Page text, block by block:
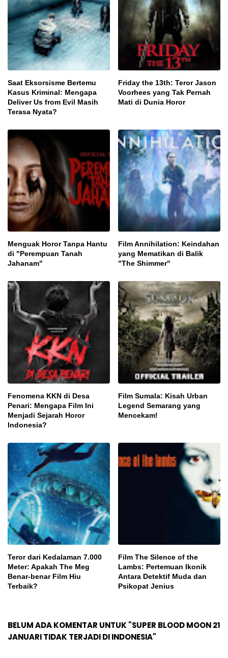
Saat Eksorsisme Bertemu
Kasus Kriminal: Mengapa
Deliver Us from Evil Masih
Terasa Nyata?
Friday the 13th: Teror Jason
Voorhees yang Tak Pernah
Mati di Dunia Horor
Menguak Horor Tanpa Hantu
di "Perempuan Tanah
Jahanam"
Film Annihilation: Keindahan
yang Mematikan di Balik
"The Shimmer"
Fenomena KKN di Desa
Penari: Mengapa Film Ini
Menjadi Sejarah Horor
Indonesia?
Film Sumala: Kisah Urban
Legend Semarang yang
Mencekam!
Teror dari Kedalaman 7.000
Meter: Apakah The Meg
Benar-benar Film Hiu
Terbaik?
Film The Silence of the
Lambs: Pertemuan Ikonik
Antara Detektif Muda dan
Psikopat Jenius
BELUM ADA KOMENTAR UNTUK "SUPER BLOOD MOON 21
JANUARI TIDAK TERJADI DI INDONESIA"